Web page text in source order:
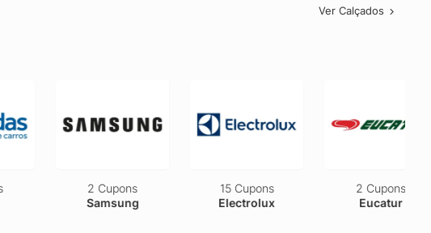
Ver Calçados
2 Cupons
Samsung
15 Cupons
Electrolux
2 Cupons
Eucatur